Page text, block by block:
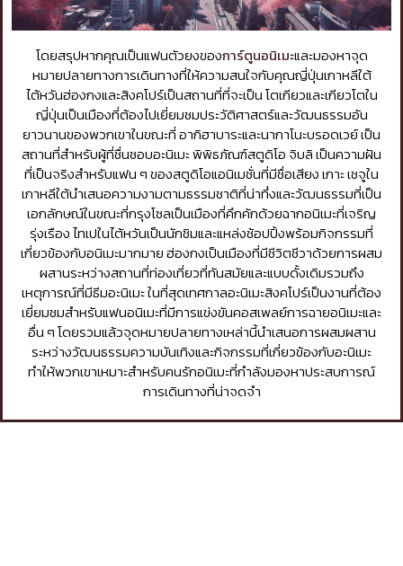
โดยสรุปหากคุณเป็นแฟนตัวยงของการ์ตูนอนิเมะและมองหาจุด
หมายปลายทางการเดินทางที่ให้ความสนใจกับคุณญี่ปุ่นเกาหลีใต้
ไต้หวันฮ่องกงและสิงคโปร์เป็นสถานที่ที่จะเป็น โตเกียวและเกียวโตใน
ญี่ปุ่นเป็นเมืองที่ต้องไปเยี่ยมชมประวัติศาสตร์และวัฒนธรรมอัน
ยาวนานของพวกเขาในขณะที่ อากิฮาบาระและนากาโนะบรอดเวย์ เป็น
สถานที่สำหรับผู้ที่ชื่นชอบอะนิเมะ พิพิธภัณฑ์สตูดิโอ จิบลิ เป็นความฝัน
ที่เป็นจริงสำหรับแฟน ๆ ของสตูดิโอแอนิเมชั่นที่มีชื่อเสียง เกาะ เชจูใน
เกาหลีใต้นำเสนอความงามตามธรรมชาติที่น่าทึ่งและวัฒนธรรมที่เป็น
เอกลักษณ์ในขณะที่กรุงโซลเป็นเมืองที่คึกคักด้วยฉากอนิเมะที่เจริญ
รุ่งเรือง ไทเปในไต้หวันเป็นนักชิมและแหล่งช้อปปิ้งพร้อมกิจกรรมที่
เกี่ยวข้องกับอนิเมะมากมาย ฮ่องกงเป็นเมืองที่มีชีวิตชีวาด้วยการผสม
ผสานระหว่างสถานที่ท่องเที่ยวที่ทันสมัยและแบบดั้งเดิมรวมถึง
เหตุการณ์ที่มีธีมอะนิเมะ ในที่สุดเทศกาลอะนิเมะสิงคโปร์เป็นงานที่ต้อง
เยี่ยมชมสำหรับแฟนอนิเมะที่มีการแข่งขันคอสเพลย์การฉายอนิเมะและ
อื่น ๆ โดยรวมแล้วจุดหมายปลายทางเหล่านี้นำเสนอการผสมผสาน
ระหว่างวัฒนธรรมความบันเทิงและกิจกรรมที่เกี่ยวข้องกับอะนิเมะ
ทำให้พวกเขาเหมาะสำหรับคนรักอนิเมะที่กำลังมองหาประสบการณ์
การเดินทางที่น่าจดจำ